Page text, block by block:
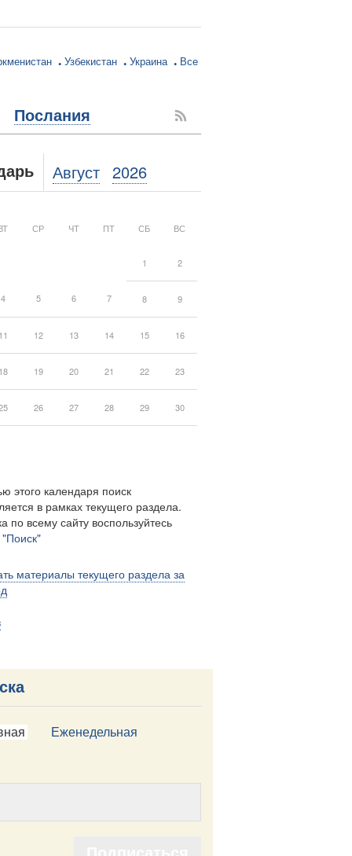
Узбекистан Украина
Все
Послания
Август 2026
СР ЧТ ПТ СБ ВС
1 2
4 5 6 7 8 9
11 12 13 14 15 16
18 19 20 21 22 23
26 27 28 29 30
этого календаря поиск
в рамках текущего раздела.
по всему сайту воспользуйтесь
"Поиск"
материалы текущего раздела за
Еженедельная